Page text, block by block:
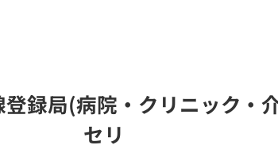
録局(病院・クリニック・
セリ